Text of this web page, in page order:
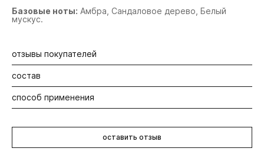
Базовые ноты: Амбра, Сандаловое дерево, Белый
мускус.
отзывы покупателей
Будьте первыми! Оставьте отзыв об этом продукте
состав
Полный состав:
Смесь масел сладкого миндаля, пенника
лугового и звездчатки восстанавливает,
способ применения
оставить отзыв